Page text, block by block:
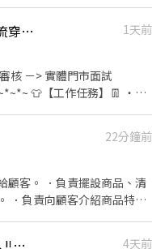
再升級） 數據與表
悉現場
上的大小事。 【我們在找
(歡迎
商品！)
資待遇】 平均收入約50～
城區、蘆洲區、三重區<==
📩
制式履歷（1分鐘完成，快
私訊留下 ⌜姓名+電話 +應
🧢林口三井｜GAP時薪人員｜潮流穿搭🔥彈性排班・無經驗可
1天前
核 －> 實體門市面試
・提
在找
節奏中展現自我 ・擅長溝
傾聽、分享，讓客人都感受
佳
22分鐘前
顧客。 ．負責擺設商品、清
．負責向顧客介紹商品特
蝦? 蛤 ? 不來? 好上手 爆款職缺ㄟ‼️高時薪💰｜ 松山區 長 期兼職✨ 4天前